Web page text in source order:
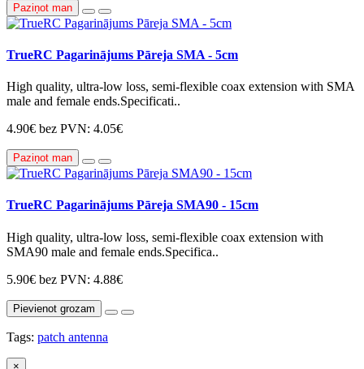
Paziņot man
TrueRC Pagarinājums Pāreja SMA - 5cm
High quality, ultra-low loss, semi-flexible coax extension with SMA
male and female ends.Specificati..
4.90€ bez PVN: 4.05€
Paziņot man
TrueRC Pagarinājums Pāreja SMA90 - 15cm
High quality, ultra-low loss, semi-flexible coax extension with
SMA90 male and female ends.Specifica..
5.90€ bez PVN: 4.88€
Pievienot grozam
Tags: patch antenna
×